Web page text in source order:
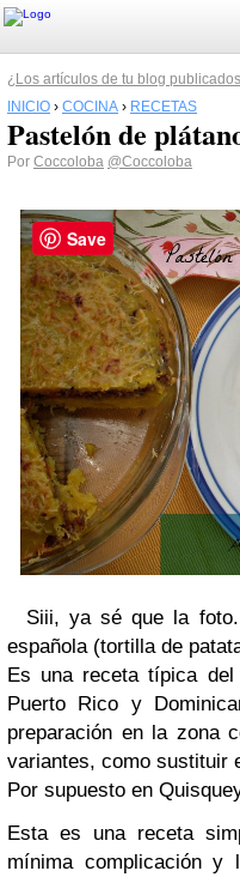
¿Los artículos de tu blog
INICIO › COCINA › RECETAS
Pastelón de
Por Coccoloba @Coccoloba
Siii, ya sé que la
española (tortilla de
Es una receta típica del
Puerto Rico y
preparación en la zona
variantes, como sustituir
Por supuesto en
Esta es una receta
mínima complicación y
Save